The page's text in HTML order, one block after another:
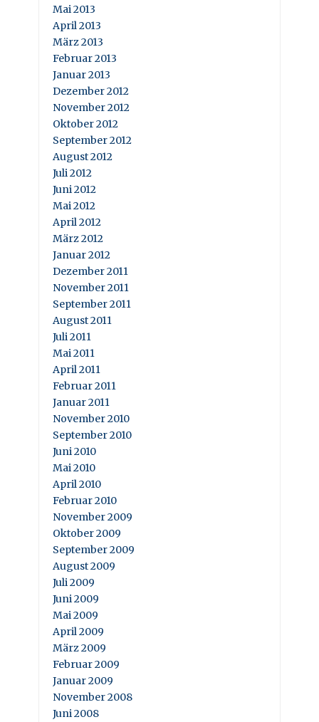
Mai 2013
April 2013
März 2013
Februar 2013
Januar 2013
Dezember 2012
November 2012
Oktober 2012
September 2012
August 2012
Juli 2012
Juni 2012
Mai 2012
April 2012
März 2012
Januar 2012
Dezember 2011
November 2011
September 2011
August 2011
Juli 2011
Mai 2011
April 2011
Februar 2011
Januar 2011
November 2010
September 2010
Juni 2010
Mai 2010
April 2010
Februar 2010
November 2009
Oktober 2009
September 2009
August 2009
Juli 2009
Juni 2009
Mai 2009
April 2009
März 2009
Februar 2009
Januar 2009
November 2008
Juni 2008